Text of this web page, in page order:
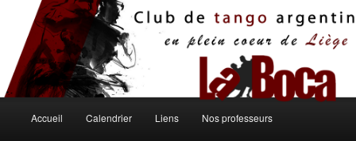
contenu
principal
principal
Accueil Calendrier Liens Nos professeurs